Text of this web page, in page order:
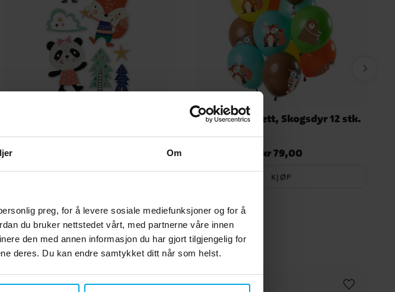
Om
preg, for å levere sosiale mediefunksjoner og for å
du bruker nettstedet vårt, med partnerne våre innen
den med annen informasjon du har gjort tilgjengelig for
deres. Du kan endre samtykket ditt når som helst.
Nåværende pris Opprinnelig pris:
Ballongbukett, Skogsdyr 12 stk.
Pris :kr 79,00
kr 79,00
KJØP
også